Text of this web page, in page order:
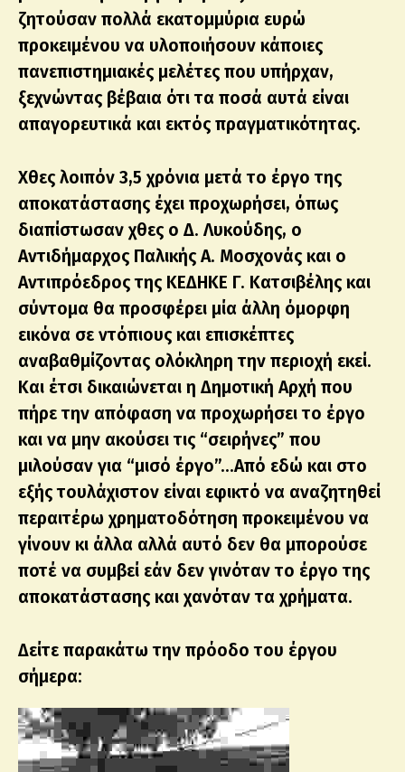
ζητούσαν πολλά εκατομμύρια ευρώ
προκειμένου να υλοποιήσουν κάποιες
πανεπιστημιακές μελέτες που υπήρχαν,
ξεχνώντας βέβαια ότι τα ποσά αυτά είναι
απαγορευτικά και εκτός πραγματικότητας.
Χθες λοιπόν 3,5 χρόνια μετά το έργο της
αποκατάστασης έχει προχωρήσει, όπως
διαπίστωσαν χθες ο Δ. Λυκούδης, ο
Αντιδήμαρχος Παλικής Α. Μοσχονάς και ο
Αντιπρόεδρος της ΚΕΔΗΚΕ Γ. Κατσιβέλης και
σύντομα θα προσφέρει μία άλλη όμορφη
εικόνα σε ντόπιους και επισκέπτες
αναβαθμίζοντας ολόκληρη την περιοχή εκεί.
Και έτσι δικαιώνεται η Δημοτική Αρχή που
πήρε την απόφαση να προχωρήσει το έργο
και να μην ακούσει τις “σειρήνες” που
μιλούσαν για “μισό έργο”…Από εδώ και στο
εξής τουλάχιστον είναι εφικτό να αναζητηθεί
περαιτέρω χρηματοδότηση προκειμένου να
γίνουν κι άλλα αλλά αυτό δεν θα μπορούσε
ποτέ να συμβεί εάν δεν γινόταν το έργο της
αποκατάστασης και χανόταν τα χρήματα.
Δείτε παρακάτω την πρόοδο του έργου
σήμερα: